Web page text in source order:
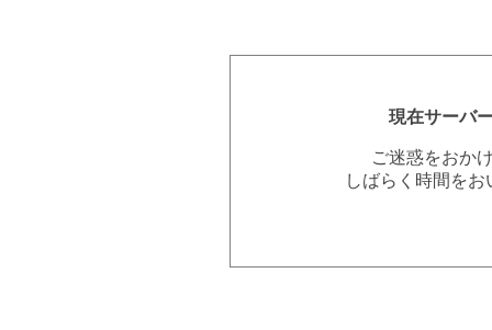
現在サーバ
ご迷惑をおか
しばらく時間を